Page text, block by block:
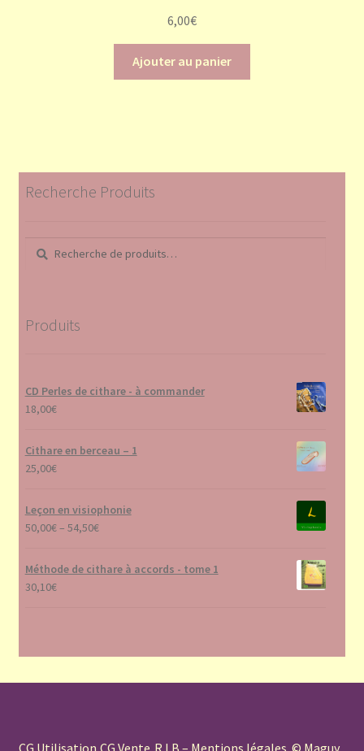
6,00€
Ajouter au panier
Recherche Produits
Recherche
pour :
Recherche
Produits
CD Perles de cithare - à commander
18,00€
Cithare en berceau – 1
25,00€
Leçon en visiophonie
50,00€– 54,50€
Méthode de cithare à accords - tome 1
30,10€
CG Utilisation CG Vente R.I.B – Mentions légales © Maguy